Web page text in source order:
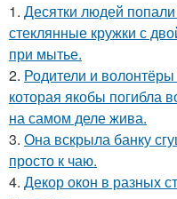
1. Десятки людей
стеклянные кружки с
при мытье.
2. Родители и волонтёры
которая якобы погибла
на самом деле жива.
3. Она вскрыла банку
просто к чаю.
4. Декор окон в разных